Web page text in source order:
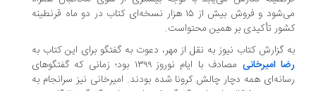
می‌شود و فروش بیش از ۱۵ هزار نسخه‌ای کتاب در دو ماه قرنطینه
تأکیدی بر همین محتواست.
گزارش کتاب نیوز به نقل از مهر، دعوت به گفتگو برای این کتاب به
امیرخانی
مصادف با ایام نوروز ۱۳۹۹ بود؛ زمانی که گفتگوهای
همه دچار چالش کرونا شده بودند. امیرخانی نیز سرانجام به